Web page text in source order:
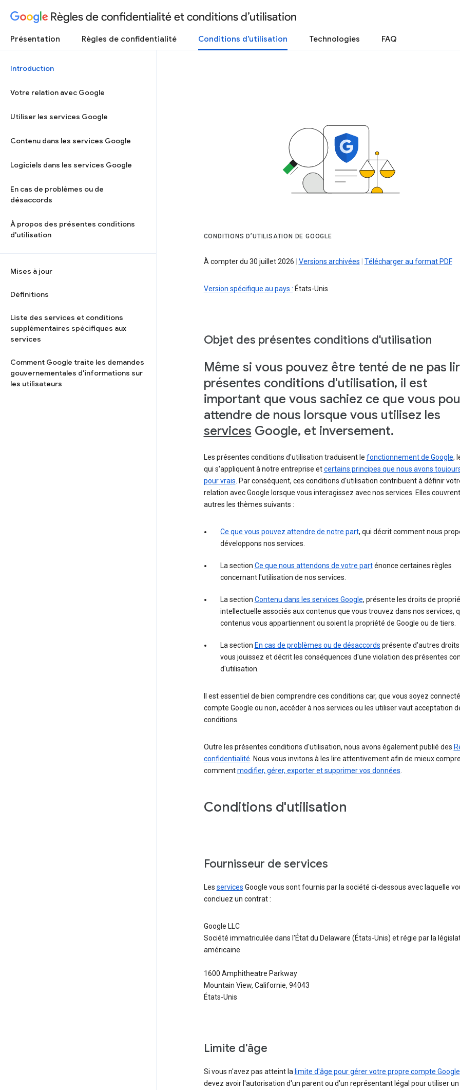
Règles de confidentialité et conditions d’utilisation
Présentation Règles de confidentialité Conditions d’utilisation Technologies FAQ
Introduction
Votre relation avec Google
Utiliser les services Google
Contenu dans les services Google
Logiciels dans les services Google
En cas de problèmes ou de
désaccords
À propos des présentes conditions
d'utilisation
Mises à jour
Définitions
Liste des services et conditions
supplémentaires spécifiques aux
services
Comment Google traite les demandes
gouvernementales d'informations sur
les utilisateurs
CONDITIONS D’UTILISATION DE GOOGLE
À compter du 30 juillet 2026 Versions archivées Télécharger au format PDF
Version spécifique au pays : États-Unis
Objet des présentes conditions d'utilisation
Même si vous pouvez être tenté de ne pas
présentes conditions d'utilisation, il est
important que vous sachiez ce que vous
attendre de nous lorsque vous utilisez les
services Google, et inversement.
Les présentes conditions d'utilisation traduisent le fonctionnement de Google,
qui s'appliquent à notre entreprise etcertains principes que nous avons
pour vrais . Par conséquent, ces conditions d'utilisation contribuent à définir
relation avec Google lorsque vous interagissez avec nos services. Elles
autres les thèmes suivants :
Ce que vous pouvez attendre de notre part, qui décrit comment nous
développons nos services.
La section Ce que nous attendons de votre parténonce certaines règles
concernant l'utilisation de nos services.
La section Contenu dans les services Google, présente les droits de
intellectuelle associés aux contenus que vous trouvez dans nos services,
contenus vous appartiennent ou soient la propriété de Google ou de tiers.
La section En cas de problèmes ou de désaccords présente d'autres
vous jouissez et décrit les conséquences d'une violation des présentes
d'utilisation.
Il est essentiel de bien comprendre ces conditions car, que vous soyez
compte Google ou non, accéder à nos services ou les utiliser vaut acceptation
conditions.
Outre les présentes conditions d'utilisation, nous avons également publié des
confidentialité . Nous vous invitons à les lire attentivement afin de mieux
commentmodifier, gérer, exporter et supprimer vos données
Conditions d'utilisation
Fournisseur de services
Les services Google vous sont fournis par la société ci-dessous avec laquelle
concluez un contrat :
Google LLC
Société immatriculée dans l'État du Delaware (États-Unis) et régie par la
américaine
1600 Amphitheatre Parkway
Mountain View, Californie, 94043
États-Unis
Limite d'âge
Si vous n'avez pas atteint la limite d'âge pour gérer votre propre compte Google
devez avoir l'autorisation d'un parent ou d'un représentant légal pour utiliser